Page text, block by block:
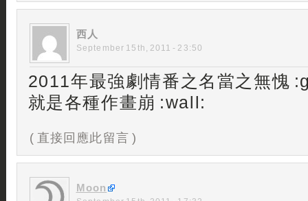
西人
September 15th, 2011 - 23:50
2011年最強劇情番之名當之無愧
就是各種作畫崩 :wall:
( 直接回應此留言 )
Moon